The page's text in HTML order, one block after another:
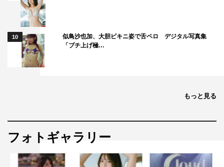
10
似鳥沙也加、大胆ビキニ姿で舌ペロ デジタル写真集
「ブチ上げ極…
もっと見る
フォトギャラリー